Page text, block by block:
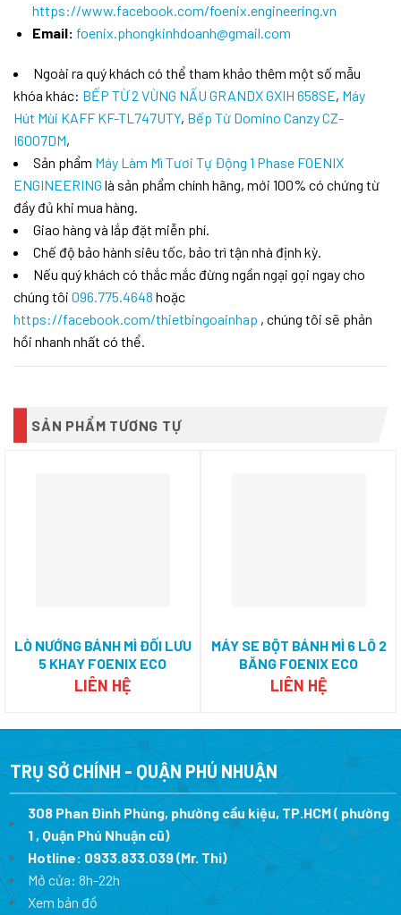
https://www.facebook.com/foenix.engineering.vn
Email: foenix.phongkinhdoanh@gmail.com
Ngoài ra quý khách có thể tham khảo thêm một số mẫu
khóa khác: BẾP TỪ 2 VÙNG NẤU GRANDX GXIH 658SE, Máy
Hút Mùi KAFF KF-TL747UTY, Bếp Từ Domino Canzy CZ-
I6007DM,
Sản phẩm Máy Làm Mì Tươi Tự Động 1 Phase FOENIX
ENGINEERING là sản phẩm chính hãng, mới 100% có chứng từ
đầy đủ khi mua hàng.
Giao hàng và lắp đặt miễn phí.
Chế độ bảo hành siêu tốc, bảo trì tận nhà định kỳ.
Nếu quý khách có thắc mắc đừng ngần ngại gọi ngay cho
chúng tôi 096.775.4648 hoặc
https://facebook.com/thietbingoainhap , chúng tôi sẽ phản
hồi nhanh nhất có thể.
SẢN PHẨM TƯƠNG TỰ
LÒ NƯỚNG BÁNH MÌ ĐỐI LƯU
5 KHAY FOENIX ECO
LIÊN HỆ
MÁY SE BỘT BÁNH MÌ 6 LÔ 2
BĂNG FOENIX ECO
LIÊN HỆ
TRỤ SỞ CHÍNH - QUẬN PHÚ NHUẬN
308 Phan Đình Phùng, phường cầu kiệu, TP.HCM ( phường
1 , Quận Phú Nhuận cũ)
Hotline: 0933.833.039(Mr. Thi)
Mở cửa: 8h-22h
Xem bản đồ